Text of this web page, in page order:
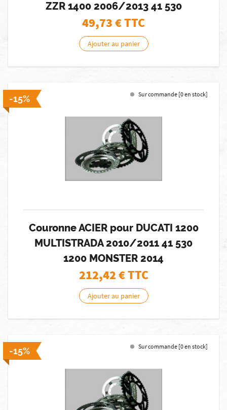
ZZR 1400 2006/2013 41 530
49,73€ TTC
Ajouter au panier
-15% Sur commande [0 en stock]
Couronne ACIER pour DUCATI 1200
MULTISTRADA 2010/2011 41 530
1200 MONSTER 2014
212,42€ TTC
Ajouter au panier
-15% Sur commande [0 en stock]